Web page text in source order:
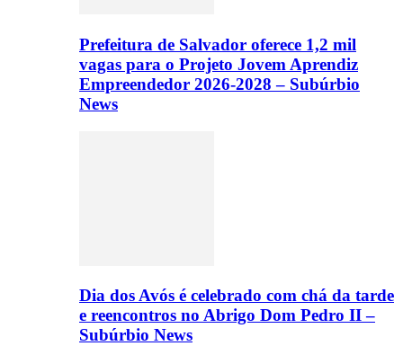
Prefeitura de Salvador oferece 1,2 mil
vagas para o Projeto Jovem Aprendiz
Empreendedor 2026-2028 – Subúrbio
News
Dia dos Avós é celebrado com chá da tarde
e reencontros no Abrigo Dom Pedro II –
Subúrbio News